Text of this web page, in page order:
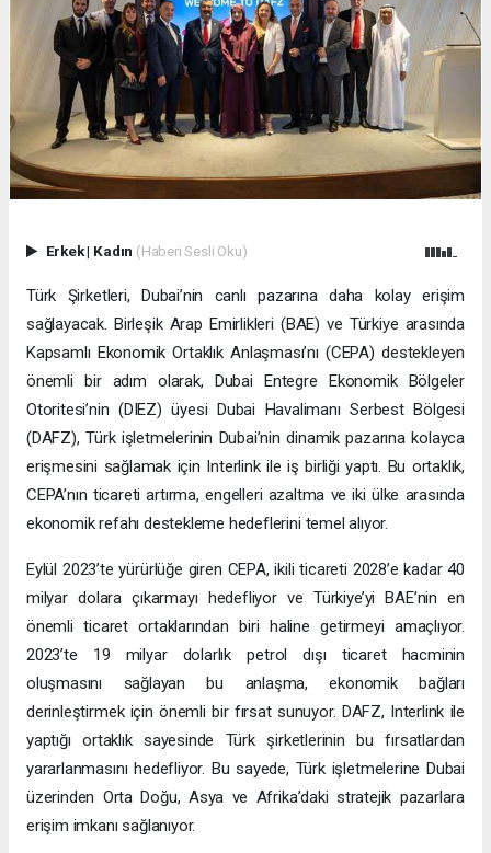
Erkek| Kadın (Haberi Sesli Oku)
Türk Şirketleri, Dubai’nin canlı pazarına daha kolay erişim
sağlayacak. Birleşik Arap Emirlikleri (BAE) ve Türkiye arasında
Kapsamlı Ekonomik Ortaklık Anlaşması’nı (CEPA) destekleyen
önemli bir adım olarak, Dubai Entegre Ekonomik Bölgeler
Otoritesi’nin (DIEZ) üyesi Dubai Havalimanı Serbest Bölgesi
(DAFZ), Türk işletmelerinin Dubai’nin dinamik pazarına kolayca
erişmesini sağlamak için Interlink ile iş birliği yaptı. Bu ortaklık,
CEPA’nın ticareti artırma, engelleri azaltma ve iki ülke arasında
ekonomik refahı destekleme hedeflerini temel alıyor.
Eylül 2023’te yürürlüğe giren CEPA, ikili ticareti 2028’e kadar 40
milyar dolara çıkarmayı hedefliyor ve Türkiye’yi BAE’nin en
önemli ticaret ortaklarından biri haline getirmeyi amaçlıyor.
2023’te 19 milyar dolarlık petrol dışı ticaret hacminin
oluşmasını sağlayan bu anlaşma, ekonomik bağları
derinleştirmek için önemli bir fırsat sunuyor. DAFZ, Interlink ile
yaptığı ortaklık sayesinde Türk şirketlerinin bu fırsatlardan
yararlanmasını hedefliyor. Bu sayede, Türk işletmelerine Dubai
üzerinden Orta Doğu, Asya ve Afrika’daki stratejik pazarlara
erişim imkanı sağlanıyor.